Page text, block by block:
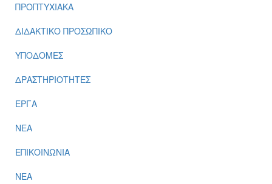
ΠΡΟΠΤΥΧΙΑΚΑ
ΔΙΔΑΚΤΙΚΟ ΠΡΟΣΩΠΙΚΟ
ΥΠΟΔΟΜΕΣ
ΔΡΑΣΤΗΡΙΟΤΗΤΕΣ
ΕΡΓΑ
ΝΕΑ
ΕΠΙΚΟΙΝΩΝΙΑ
ΝΕΑ